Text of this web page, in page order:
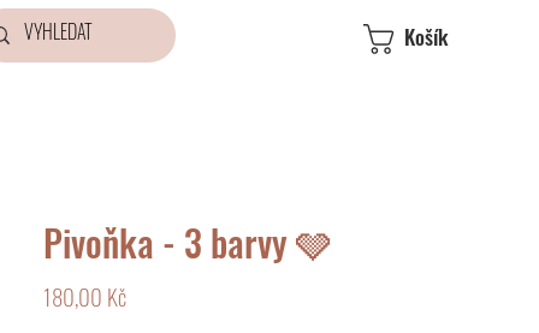
Košík
Pivoňka - 3 barvy 🩶
180,00 KčCena